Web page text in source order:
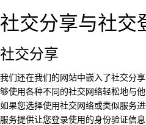
社交分享与社交
社交分享
我们还在我们的网站中嵌入了社交分
够使用各种不同的社交网络轻松地与
如果您选择使用社交网络或类似服务
服务提供让您登录使用的身份验证信